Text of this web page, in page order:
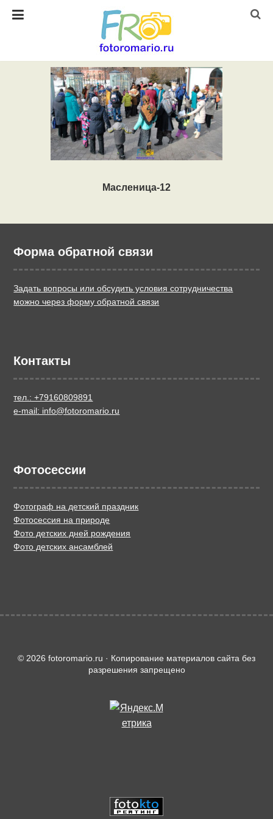
Масленица-12
Форма обратной связи
Задать вопросы или обсудить условия сотрудничества
можно через форму обратной связи
Контакты
тел.: +79160809891
e-mail: info@fotoromario.ru
Фотосессии
Фотограф на детский праздник
Фотосессия на природе
Фото детских дней рождения
Фото детских ансамблей
© 2026 fotoromario.ru · Копирование материалов сайта без
разрешения запрещено